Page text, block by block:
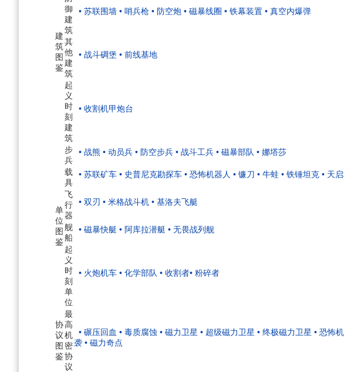
建
筑
图
鉴
御
建
筑
• 苏联围墙 • 哨兵枪 • 防空炮 • 磁暴线圈 • 铁幕装置 • 真空内爆弹
其
他
建
筑
• 战斗碉堡 • 前线基地
起
义
时
刻
建
筑
• 收割机甲炮台
单
位
图
鉴
步
兵
• 战熊 • 动员兵 • 防空步兵 • 战斗工兵 • 磁暴部队 • 娜塔莎
载
具
• 苏联矿车 • 史普尼克勘探车 • 恐怖机器人 • 镰刀 • 牛蛙 • 铁锤坦克 • 天
飞
行
器
• 双刃 • 米格战斗机 • 基洛夫飞艇
舰
船
• 磁暴快艇 • 阿库拉潜艇 • 无畏战列舰
起
义
时
刻
单
位
• 火炮机车 • 化学部队 • 收割者• 粉碎者
协
议
图
鉴
最
高
机
密
协
议
• 碾压回血 • 毒质腐蚀 • 磁力卫星 • 超级磁力卫星 • 终极磁力卫星 • 恐怖
袭 • 磁力奇点